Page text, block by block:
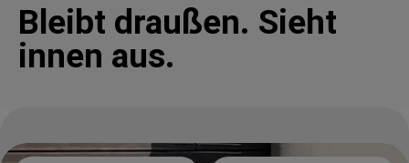
Bleibt draußen. Sieht
innen aus.